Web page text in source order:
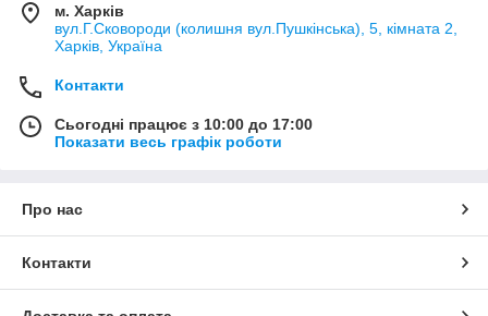
м. Харків
вул.Г.Сковороди (колишня вул.Пушкінська), 5, кімната 2,
Харків, Україна
Контакти
Сьогодні працює з 10:00 до 17:00
Показати весь графік роботи
Про нас
Контакти